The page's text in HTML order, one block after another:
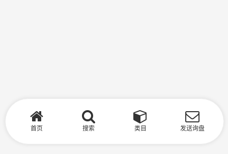
首页 搜索 类目 发送询盘